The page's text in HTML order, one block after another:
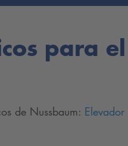
para
de Nussbaum: